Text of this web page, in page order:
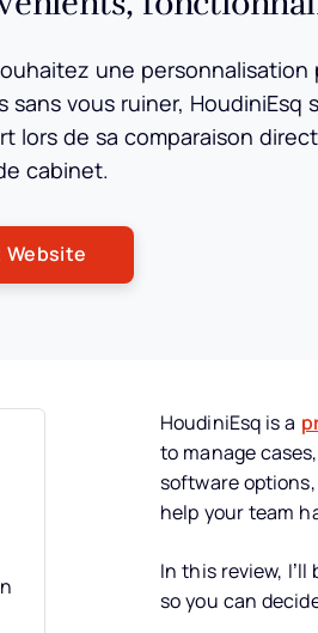
une
sans vous ruiner, HoudiniEsq
lors de sa comparaison
cabinet.
Website
HoudiniEsq is a
to manage
software
help your team
In this review,
so you can